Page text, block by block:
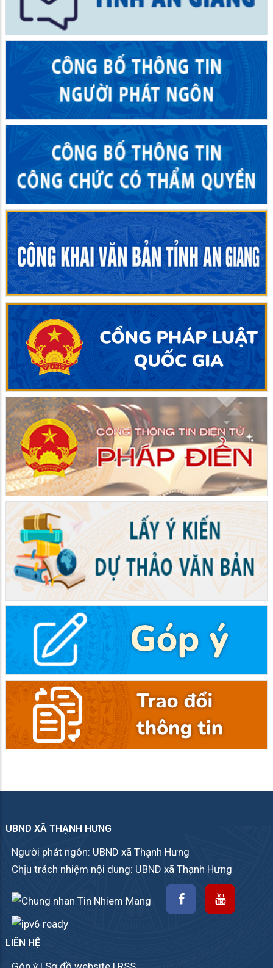
UBND XÃ THẠNH HƯNG
Người phát ngôn: UBND xã Thạnh Hưng
Chịu trách nhiệm nội dung: UBND xã Thạnh Hưng
LIÊN HỆ